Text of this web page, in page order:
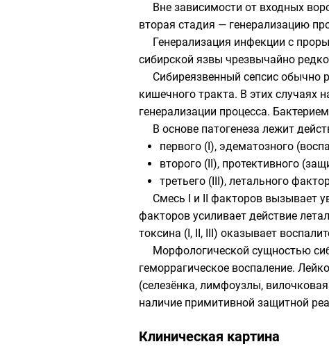
Вне зависимости от входных
вторая стадия — генерализацию
Генерализация инфекции с
сибирской язвы чрезвычайно
Сибиреязвенный сепсис обычно
кишечного тракта. В этих случаях
генерализации процесса.
В основе патогенеза лежит
первого (I), эдематозного
второго (II), протективного
третьего (III), летального
Смесь I и II факторов вызывает
факторов усиливает действие
токсина (I, II, III) оказывает
Морфологической сущностью
геморрагическое воспаление.
(селезёнка, лимфоузлы,
наличие примитивной защитной
Клиническая картина